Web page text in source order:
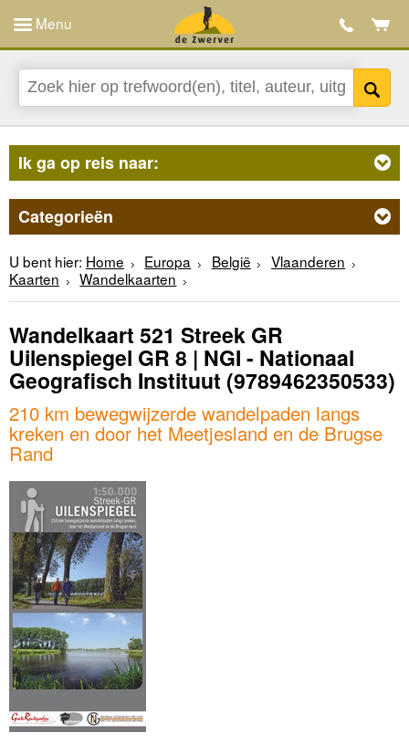
Menu
Ik ga op reis naar:
Categorieën
U bent hier: Home Europa België
Vlaanderen
Kaarten
Wandelkaarten
Wandelkaart 521 Streek GR
Uilenspiegel GR 8 | NGI - Nationaal
Geografisch Instituut (9789462350533)
210 km bewegwijzerde wandelpaden langs
kreken en door het Meetjesland en de Brugse
Rand